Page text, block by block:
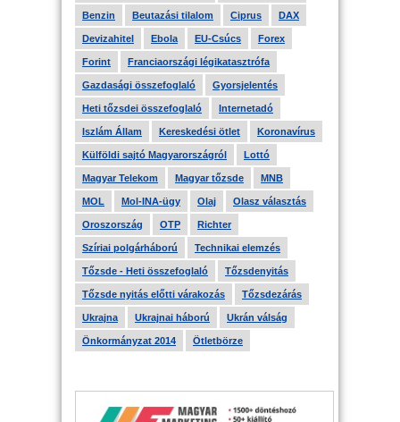
Benzin Beutazási tilalom Ciprus DAX
Devizahitel Ebola EU-Csúcs Forex
Forint Franciaországi légikatasztrófa
Gazdasági összefoglaló Gyorsjelentés
Heti tőzsdei összefoglaló Internetadó
Iszlám Állam Kereskedési ötlet Koronavírus
Külföldi sajtó Magyarországról Lottó
Magyar Telekom Magyar tőzsde MNB
MOL Mol-INA-ügy Olaj Olasz választás
Oroszország OTP Richter
Szíriai polgárháború Technikai elemzés
Tőzsde - Heti összefoglaló Tőzsdenyitás
Tőzsde nyitás előtti várakozás Tőzsdezárás
Ukrajna Ukrajnai háború Ukrán válság
Önkormányzat 2014 Ötletbörze